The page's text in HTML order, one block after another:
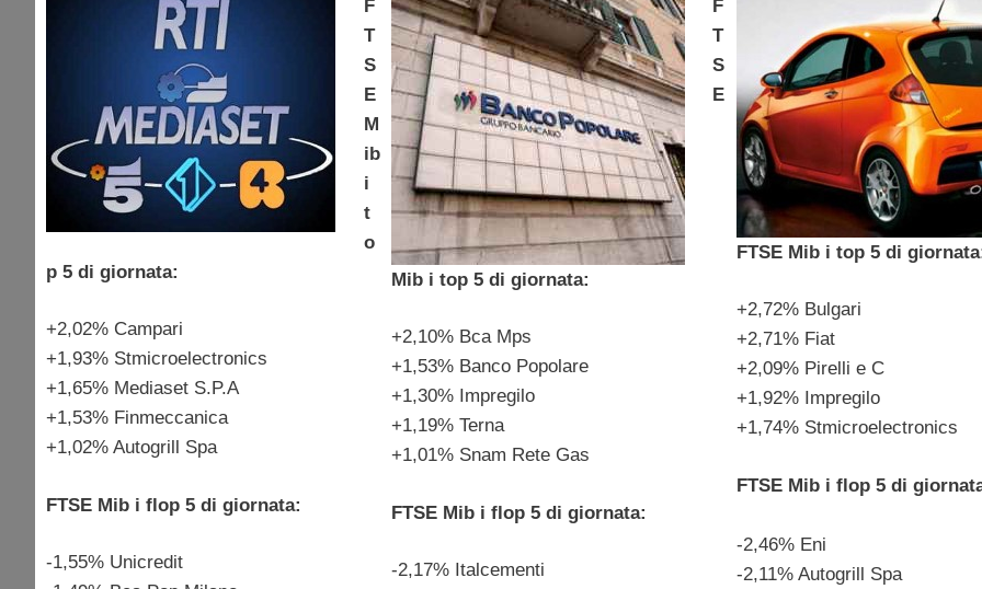
F
T
S
E
M
ib
i
t
o
p 5 di giornata:
+2,02% Campari
+1,93% Stmicroelectronics
+1,65% Mediaset S.P.A
+1,53% Finmeccanica
+1,02% Autogrill Spa
FTSE Mib i flop 5 di giornata:
-1,55% Unicredit
F
T
S
E
Mib i top 5 di giornata:
+2,10% Bca Mps
+1,53% Banco Popolare
+1,30% Impregilo
+1,19% Terna
+1,01% Snam Rete Gas
FTSE Mib i flop 5 di giornata:
-2,17% Italcementi
FTSE Mib i top 5 di
+2,72% Bulgari
+2,71% Fiat
+2,09% Pirelli e C
+1,92% Impregilo
+1,74% Stmicroelectronics
FTSE Mib i flop 5 di
-2,46% Eni
-2,11% Autogrill Spa